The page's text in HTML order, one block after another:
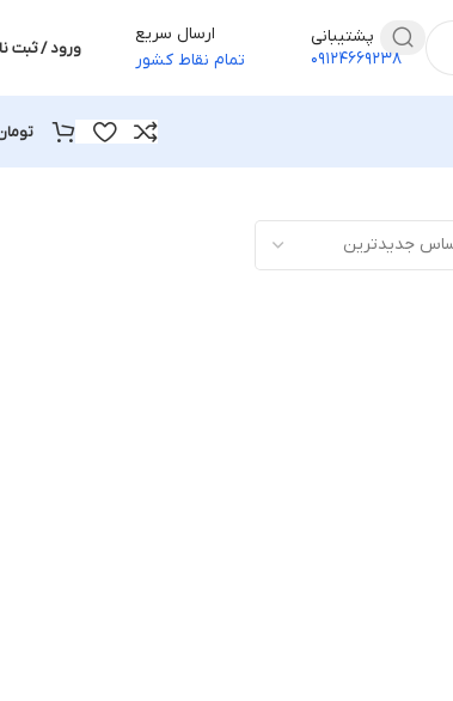
پشتیبانی
۰۹۱۲۴۶۶۹۲۳۸
ارسال سریع
تمام نقاط کشور
ورود / ثبت